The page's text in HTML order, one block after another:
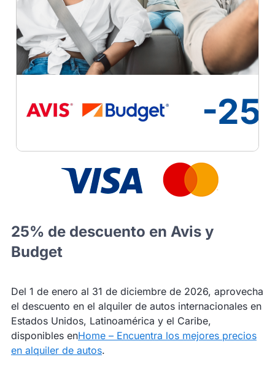
Seguros y Asistencias
25% de descuento en Avis y
Budget
Del 1 de enero al 31 de diciembre de 2026, aprovecha
el descuento en el alquiler de autos internacionales en
Estados Unidos, Latinoamérica y el Caribe,
disponibles enHome – Encuentra los mejores precios
en alquiler de autos.